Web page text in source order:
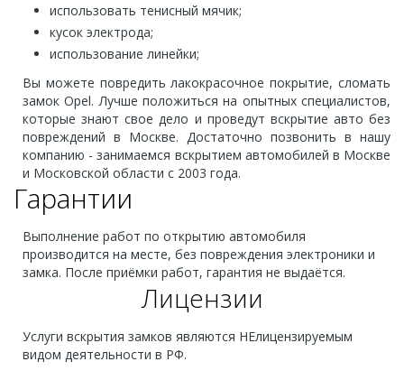
использовать тенисный мячик;
кусок электрода;
использование линейки;
Вы можете повредить лакокрасочное покрытие, сломать
замок Opel. Лучше положиться на опытных специалистов,
которые знают свое дело и проведут вскрытие авто без
повреждений в Москве. Достаточно позвонить в нашу
компанию - занимаемся вскрытием автомобилей в Москве
и Московской области с 2003 года.
Гарантии
Выполнение работ по открытию автомобиля
производится на месте, без повреждения электроники и
замка. После приёмки работ, гарантия не выдаётся.
Лицензии
Услуги вскрытия замков являются НЕлицензируемым
видом деятельности в РФ.